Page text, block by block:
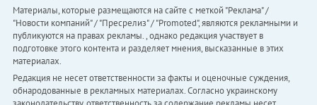
Материалы, которые размещаются на сайте с меткой "Реклама" /
"Новости компаний" / "Пресрелиз" / "Promoted", являются рекламными и
публикуются на правах рекламы. , однако редакция участвует в
подготовке этого контента и разделяет мнения, высказанные в этих
материалах.
Редакция не несет ответственности за факты и оценочные суждения,
обнародованные в рекламных материалах. Согласно украинскому